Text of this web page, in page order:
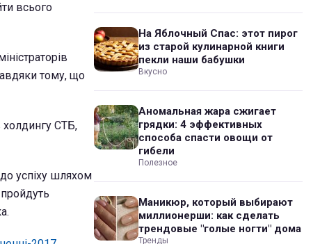
всього
тому, що
холдингу СТБ,
успіху шляхом
На Яблочный Спас: этот пирог
из старой кулинарной книги
пекли наши бабушки
Вкусно
Аномальная жара сжигает
грядки: 4 эффективных
способа спасти овощи от
гибели
Полезное
Маникюр, который выбирают
миллионерши: как сделать
трендовые "голые ногти" дома
Тренды